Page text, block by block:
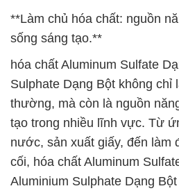
**Làm chủ hóa chất: nguồn
sống sáng tạo.**
hóa chất Aluminum Sulfate
Sulphate Dạng Bột không chỉ
thường, mà còn là nguồn
tạo trong nhiều lĩnh vực. Từ
nước, sản xuất giấy, đến làm
cối, hóa chất Aluminum
Aluminium Sulphate Dạng